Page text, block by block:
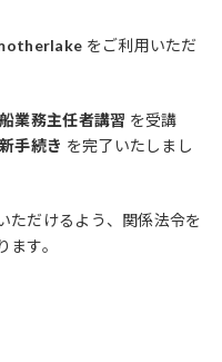
をご利用いただ
業務主任者講習 を受講
手続き を完了いたしまし
ただけるよう、関係法令を
す。